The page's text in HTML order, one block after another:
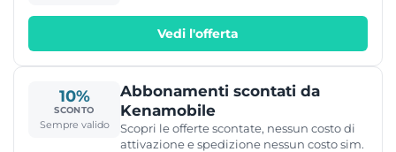
Vedi l'offerta
10%
SCONTO
Sempre valido
Abbonamenti scontati da
Kenamobile
Scopri le offerte scontate, nessun costo di
attivazione e spedizione nessun costo sim.